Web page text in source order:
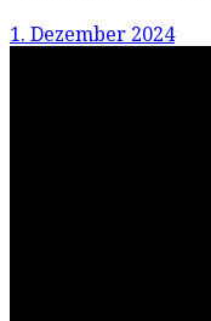
1. Dezember 2024